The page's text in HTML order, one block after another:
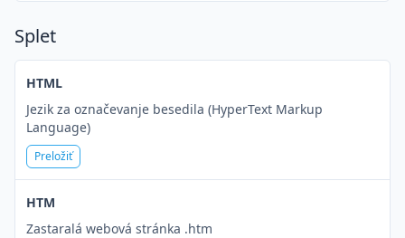
Splet
HTML
Jezik za označevanje besedila (HyperText Markup
Language)
Preložiť
HTM
Zastaralá webová stránka .htm